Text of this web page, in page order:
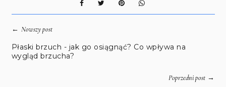
← Nowszy post
Płaski brzuch - jak go osiągnąć? Co wpływa na
wygląd brzucha?
Poprzedni post→